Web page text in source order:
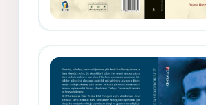
Rıfat - Seîd Veroj